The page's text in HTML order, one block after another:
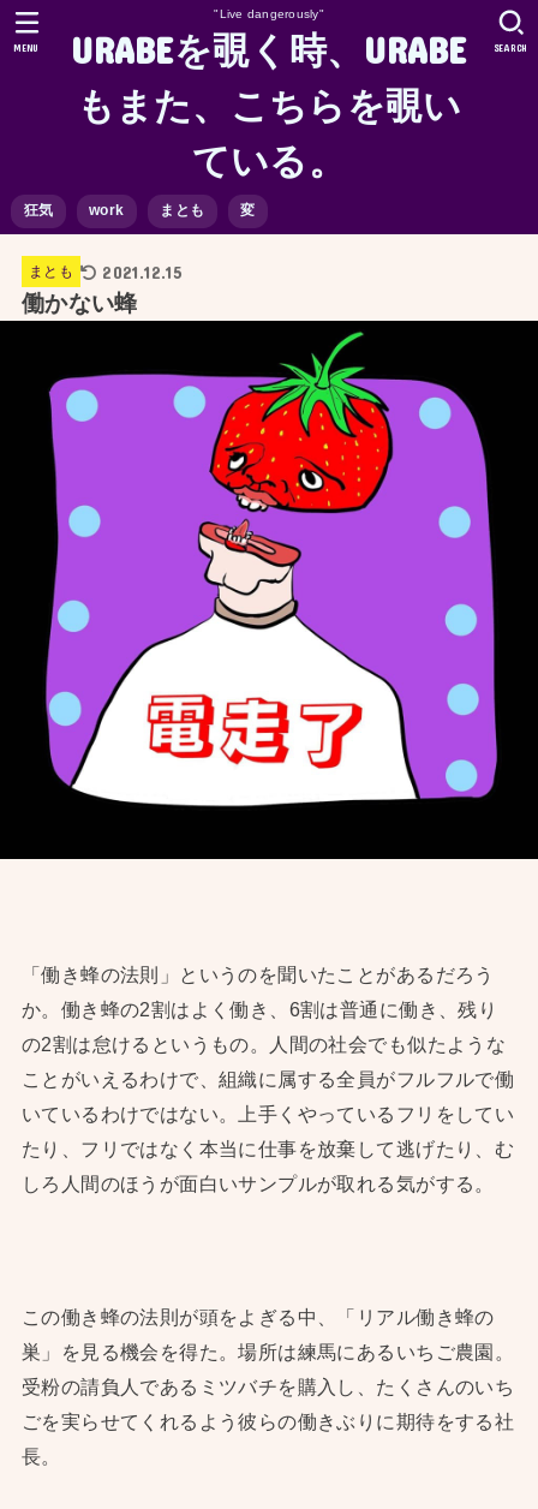
"Live dangerously"
URABEを覗く時、URABE
もまた、こちらを覗い
ている。
狂気 work まとも 変
SEARCH
MENU
まとも 2021.12.15
働かない蜂
「働き蜂の法則」というのを聞いたことがあるだろう
か。働き蜂の2割はよく働き、6割は普通に働き、残り
の2割は怠けるというもの。人間の社会でも似たような
ことがいえるわけで、組織に属する全員がフルフルで働
いているわけではない。上手くやっているフリをしてい
たり、フリではなく本当に仕事を放棄して逃げたり、む
しろ人間のほうが面白いサンプルが取れる気がする。
この働き蜂の法則が頭をよぎる中、「リアル働き蜂の
巣」を見る機会を得た。場所は練馬にあるいちご農園。
受粉の請負人であるミツバチを購入し、たくさんのいち
ごを実らせてくれるよう彼らの働きぶりに期待をする社
長。